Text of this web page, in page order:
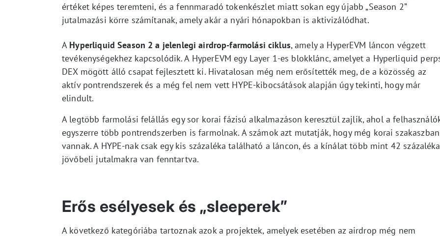
értéket képes teremteni, és a fennmaradó tokenkészlet miatt sokan egy újabb „Season 2”
jutalmazási körre számítanak, amely akár a nyári hónapokban is aktivizálódhat.
A Hyperliquid Season 2 a jelenlegi airdrop-farmolási ciklus, amely a HyperEVM láncon végzett
tevékenységekhez kapcsolódik. A HyperEVM egy Layer 1-es blokklánc, amelyet a Hyperliquid
DEX mögött álló csapat fejlesztett ki. Hivatalosan még nem erősítették meg, de a közösség az
aktív pontrendszerek és a még fel nem vett HYPE-kibocsátások alapján úgy tekinti, hogy már
elindult.
A legtöbb farmolási felállás egy sor korai fázisú alkalmazáson keresztül zajlik, ahol a
egyszerre több pontrendszerben is farmolnak. A számok azt mutatják, hogy még korai szakaszban
vannak. A HYPE-nak csak egy kis százaléka található a láncon, és a kínálat több mint 42 százaléka
jövőbeli jutalmakra van fenntartva.
Erős esélyesek és „sleeperek”
A következő kategóriába tartoznak azok a projektek, amelyek esetében az airdrop még nem